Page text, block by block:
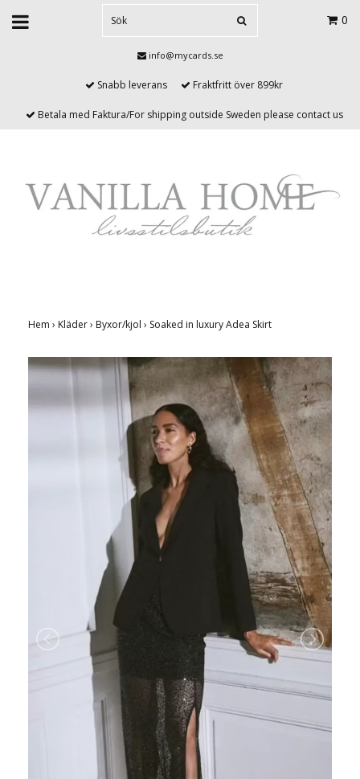
0
info@mycards.se
Snabb leverans Fraktfritt över 899kr
Betala med Faktura/For shipping outside Sweden please contact us
Hem › Kläder› Byxor/kjol › Soaked in luxury Adea Skirt